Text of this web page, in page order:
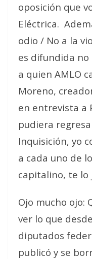
oposición que
Eléctrica.
odio / No a la
es difundida
a quien AMLO
Moreno,
en entrevista a
pudiera
Inquisición, yo
a cada uno de
capitalino, te lo
Ojo mucho ojo:
ver lo que
diputados
publicó y se